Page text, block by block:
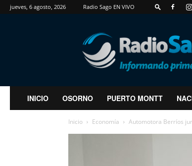
jueves, 6 agosto, 2026 Radio Sago EN VIVO
RadioSago
INICIO OSORNO PUERTO MONTT
Inicio Economía Automotora Berríos